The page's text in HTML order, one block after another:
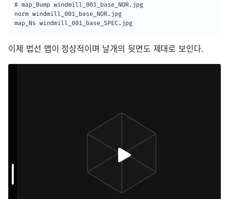
# map_Bump windmill_001_base_NOR.jpg
norm windmill_001_base_NOR.jpg
map_Ns windmill_001_base_SPEC.jpg
이제 법선 맵이 정상적이며 날개의 뒷면도 제대로 보인다.